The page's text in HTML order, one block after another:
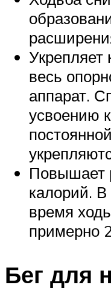
Укрепляет
весь
аппарат.
усвоению
Повышает
калорий. В
время
примерно
Бег для